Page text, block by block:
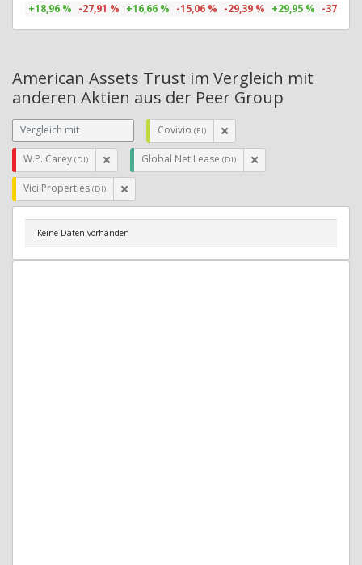
+18,96 % -27,91 % +16,66 % -15,06 % -29,39 % +29,95 % -37,08 %
American Assets Trust im Vergleich mit
anderen Aktien aus der Peer Group
Covivio (EI)
W.P. Carey (DI) Global Net Lease (DI)
Vici Properties (DI)
Keine Daten vorhanden